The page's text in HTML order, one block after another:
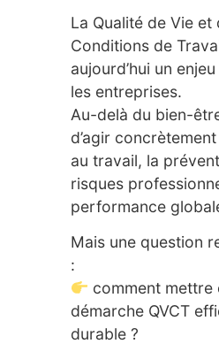
La Qualité de Vie et
Conditions de
aujourd’hui un
les entreprises.
Au-delà du bien-
d’agir
au travail, la
risques
performance
Mais une question
:
comment mettre
démarche QVCT
durable ?